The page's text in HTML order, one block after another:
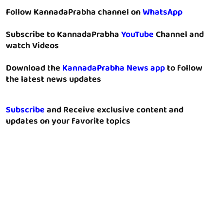
Follow KannadaPrabha channel onWhatsApp
Subscribe to KannadaPrabhaYouTubeChannel and
watch Videos
Download theKannadaPrabha News appto follow
the latest news updates
Subscribeand Receive exclusive content and
updates on your favorite topics